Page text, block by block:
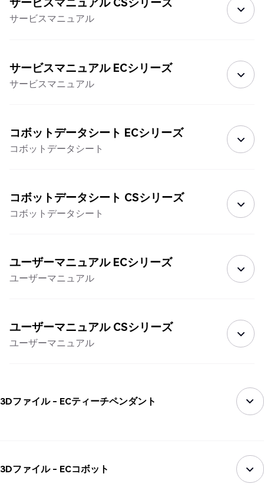
サービスマニュアル CSシリーズ
サービスマニュアル
サービスマニュアル ECシリーズ
サービスマニュアル
コボットデータシート ECシリーズ
コボットデータシート
コボットデータシート CSシリーズ
コボットデータシート
ユーザーマニュアル ECシリーズ
ユーザーマニュアル
ユーザーマニュアル CSシリーズ
ユーザーマニュアル
3Dファイル - ECティーチペンダント
3Dファイル - ECコボット